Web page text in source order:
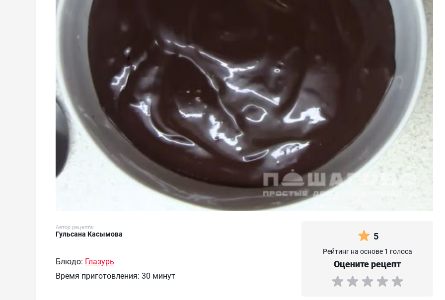
Автор рецепта:
Гульсана Касымова
Блюдо: Глазурь
Время приготовления: 30 минут
5
Рейтинг на основе 1 голоса
Оцените рецепт